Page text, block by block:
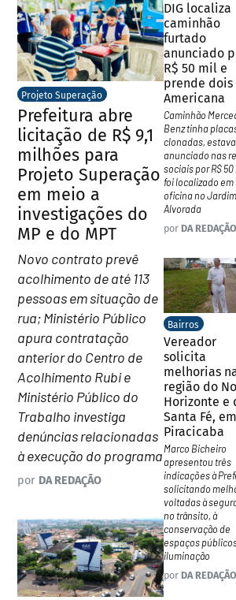
Projeto Superação
Prefeitura abre
licitação de R$ 9,1
milhões para
Projeto Superação
em meio a
investigações do
MP e do MPT
Novo contrato prevê
acolhimento de até 113
pessoas em situação de
rua; Ministério Público
apura contratação
anterior do Centro de
Acolhimento Rubi e
Ministério Público do
Trabalho investiga
denúncias relacionadas
à execução do programa
por DA REDAÇÃO
DIG localiza
caminhão
furtado
anunciado
R$ 50 mil e
prende dois
Americana
Caminhão
Benz tinha
clonadas, estava
anunciado nas
sociais por R$ 50
foi localizado em
oficina no Jardim
Alvorada
por DA REDAÇÃO
Bairros
Vereador
solicita
melhorias
região do
Horizonte e
Santa Fé, em
Piracicaba
Marco Bicheiro
apresentou três
indicações à
solicitando
voltadas à
no trânsito, à
conservação de
espaços
iluminação
por DA REDAÇÃO